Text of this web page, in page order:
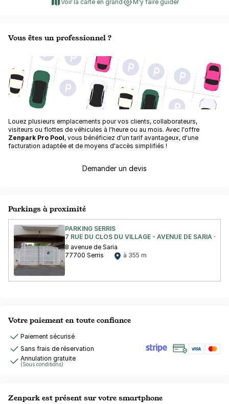
Voir la carte en grand M'y faire guider
Vous êtes un professionnel ?
Louez plusieurs emplacements pour vos clients, collaborateurs,
visiteurs ou flottes de véhicules à l'heure ou au mois. Avec l'offre
Zenpark Pro Pool, vous bénéficiez d'un tarif avantageux, d'une
facturation adaptée et de moyens d'accès simplifiés !
Demander un devis
Parkings à proximité
PARKING SERRIS
7 RUE DU CLOS DU VILLAGE - AVENUE DE SARIA -
8 avenue de Saria
77700 Serris
à 355 m
Votre paiement en toute confiance
Paiement sécurisé
Sans frais de réservation
Annulation gratuite
(Sous conditions)
Zenpark est présent sur votre smartphone